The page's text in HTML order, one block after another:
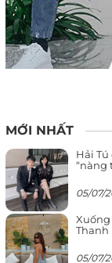
MỚI NHẤT
Hải
“nàng
05/07/
Xuống
Thanh
05/07/